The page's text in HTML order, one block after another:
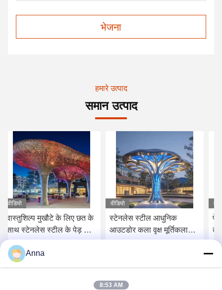
भेजना
हमारे उत्पाद
समान उत्पाद
वीडियो
स्टेनलेस स्टील आधुनिक
आउटडोर कला वृक्ष मूर्तिकला
एलईडी प्रबुद्ध चमकती चंदवा के
साथसबसे अच्छी कीमत पाएं
वीडियो
पेड़ से प्रेरित मूर्तिकला छाया छत
कला अचल संपत्ति आतिथ्य के
लिए पेड़ मूर्तिकला
Anna
8:53 AM